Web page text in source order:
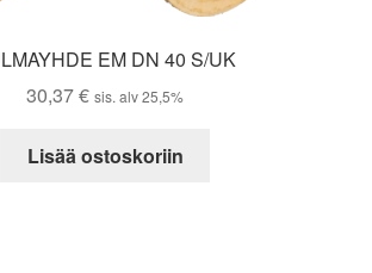
EM DN 40 S/UK
30,37€ sis. alv 25,5%
Lisää ostoskoriin